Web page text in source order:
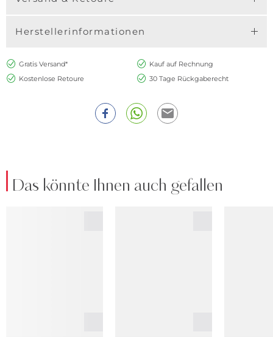
Herstellerinformationen
Gratis Versand*
Kauf auf Rechnung
Kostenlose Retoure
30 Tage Rückgaberecht
Das könnte Ihnen auch gefallen